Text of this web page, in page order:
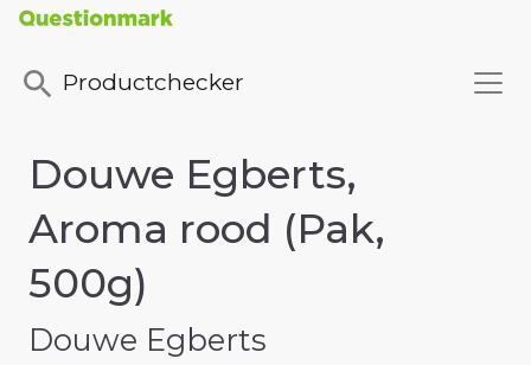
Productchecker
Douwe Egberts,
Aroma rood (Pak,
500g)
Douwe Egberts